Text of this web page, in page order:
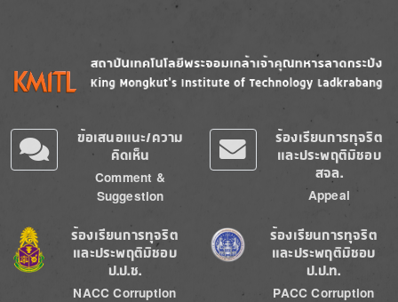
Image
ข้อเสนอแนะ/ความ
คิดเห็น
Comment &
Suggestion
ร้องเรียนการทุจริต
และประพฤติมิชอบ
สจล.
Appeal
Image
ร้องเรียนการทุจริต
และประพฤติมิชอบ
ป.ป.ช.
NACC Corruption
Image
ร้องเรียนการทุจริต
และประพฤติมิชอบ
ป.ป.ท.
PACC Corruption